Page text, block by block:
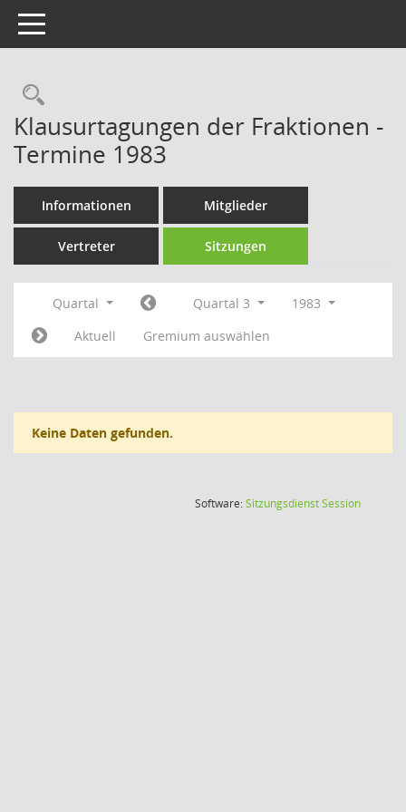
Toggle navigation
Rechercheauswahl
Klausurtagungen der Fraktionen -
Termine 1983
Informationen Mitglieder
Vertreter Sitzungen
Quartal Quartal 3
1983
Aktuell
Gremium auswählen
Keine Daten gefunden.
Software:SitzungsdienstSession(Wird in